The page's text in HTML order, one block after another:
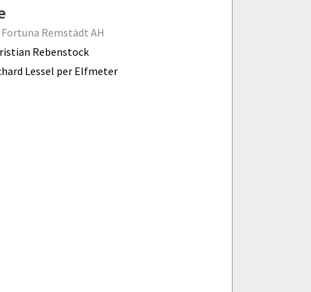
Fortuna Remstädt AH
Rebenstock
Lessel per Elfmeter